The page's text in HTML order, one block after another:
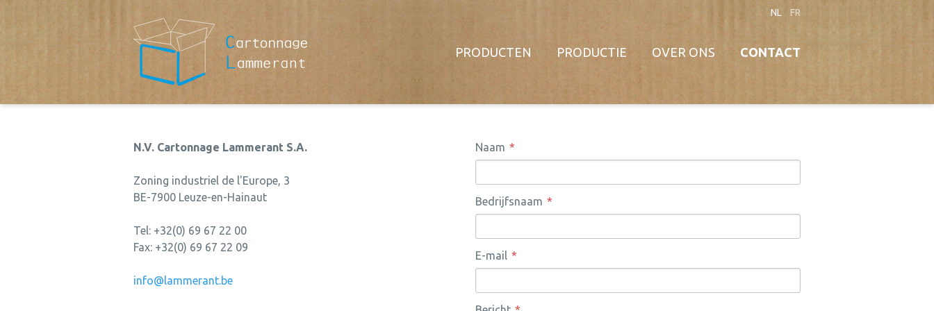
PRODUCTEN PRODUCTIE OVER ONS CONTACT
NL FR
N.V. Cartonnage Lammerant S.A.
Zoning industriel de l'Europe, 3
BE-7900 Leuze-en-Hainaut
Tel: +32(0) 69 67 22 00
Fax: +32(0) 69 67 22 09
info@lammerant.be
Naam
Bedrijfsnaam
E-mail